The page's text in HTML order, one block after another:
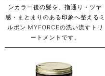
ンカラー後の髪を、指通り・ツヤ
感・まとまりのある印象へ整えるミ
ルボン MYFORCEの洗い流すトリ
ートメントです。